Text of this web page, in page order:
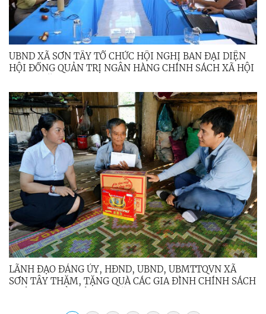
UBND XÃ SƠN TÂY TỔ CHỨC HỘI NGHỊ BAN ĐẠI DIỆN
HỘI ĐỒNG QUẢN TRỊ NGÂN HÀNG CHÍNH SÁCH XÃ HỘI
LÃNH ĐẠO ĐẢNG ỦY, HĐND, UBND, UBMTTQVN XÃ
SƠN TÂY THĂM, TẶNG QUÀ CÁC GIA ĐÌNH CHÍNH SÁCH